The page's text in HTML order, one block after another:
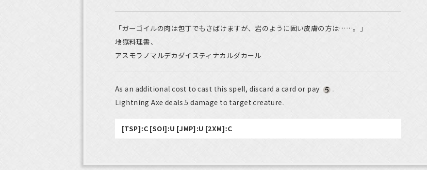
「ガーゴイルの肉は包丁でもさばけますが、岩のように固い皮膚の方は……。」
――地獄料理書、
アスモラノマルデカダイスティナカルダカール
As an additional cost to cast this spell, discard a card or pay
.
Lightning Axe deals 5 damage to target creature.
[TSP]:C [SOI]:U [JMP]:U [2XM]:C